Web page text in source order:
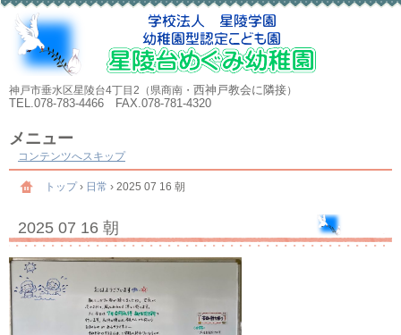
神戸市垂水区星陵台4丁目2（県商南・ 西神戸教会に隣接）
TEL.078-783-4466 FAX.078-781-4320
メニュー
コンテンツへスキップ
トップ › 日常 › 2025 07 16 朝
2025 07 16 朝